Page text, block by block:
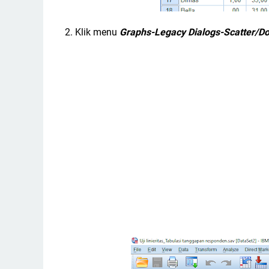
2. Klik menu Graphs-Legacy Dialogs-Scatter/